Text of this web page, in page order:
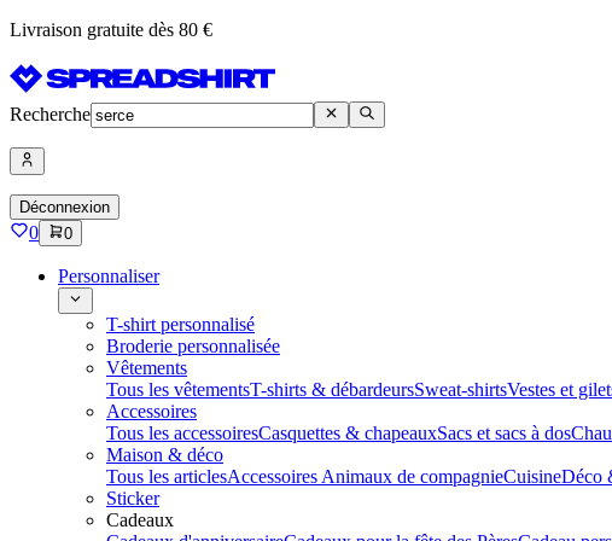
Livraison gratuite dès 80 €
Recherche
Déconnexion
0 0
Personnaliser
T-shirt personnalisé
Broderie personnalisée
Vêtements
Tous les vêtementsT-shirts & débardeursSweat-shirtsVestes et
Accessoires
Tous les accessoiresCasquettes & chapeauxSacs et sacs à dos
Maison & déco
Tous les articlesAccessoires Animaux de compagnieCuisineDéco
Sticker
Cadeaux